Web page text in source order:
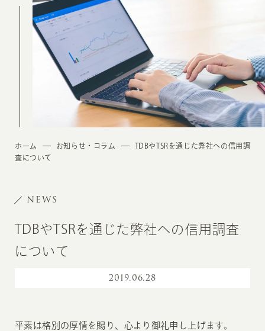
MARKETING
ホーム お知らせ・コラム
TDBやTSRを通じた弊社への信用調
査について
NEWS
TDBやTSRを通じた弊社への信用調査
について
2019.06.28
平素は格別の厚情を賜り、心より御礼申し上げます。